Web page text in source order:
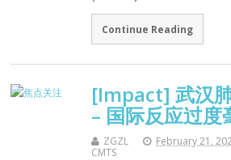
Continue Reading
[Impact] 武汉
– 国际反应过度
ZGZL February 21,
CMTS